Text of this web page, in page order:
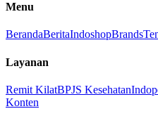
Menu
BerandaBeritaIndoshopBrands
Layanan
Remit KilatBPJS Kesehatan
Konten